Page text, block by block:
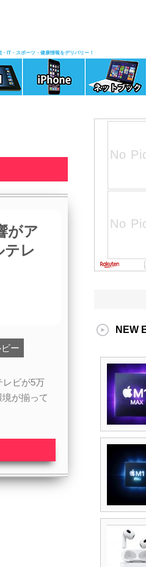
IT・スポーツ・健康情報をデリバリー！
がア
テレ
ビー
レビが5万
が揃って
NEW